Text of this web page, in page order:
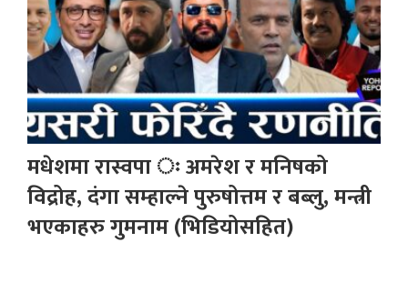
मधेशमा रास्वपा ः अमरेश र मनिषको
विद्रोह, दंगा सम्हाल्ने पुरुषोत्तम र बब्लु, मन्त्री
भएकाहरु गुमनाम (भिडियोसहित)